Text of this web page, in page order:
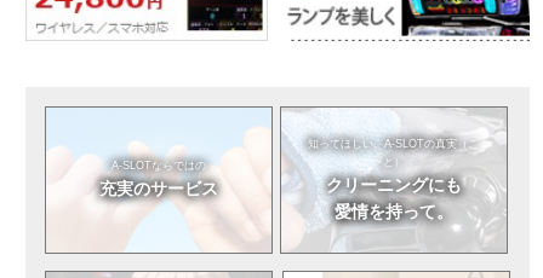
A-SLOTならではの
充実のサービス
知ってほしい。A-SLOTの真実（こ
と）
クリーニングにも
愛情を持って。